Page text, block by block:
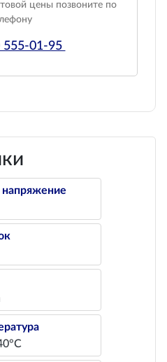
цены позвоните по
555-01-95